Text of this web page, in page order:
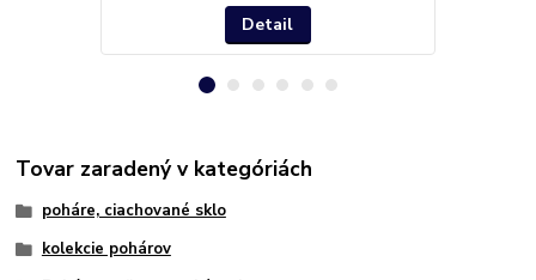
Detail
Tovar zaradený v kategóriách
poháre, ciachované sklo
kolekcie pohárov